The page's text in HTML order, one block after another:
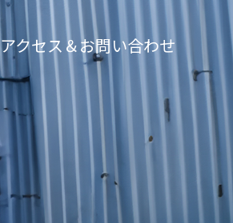
アクセス＆お問い合わせ